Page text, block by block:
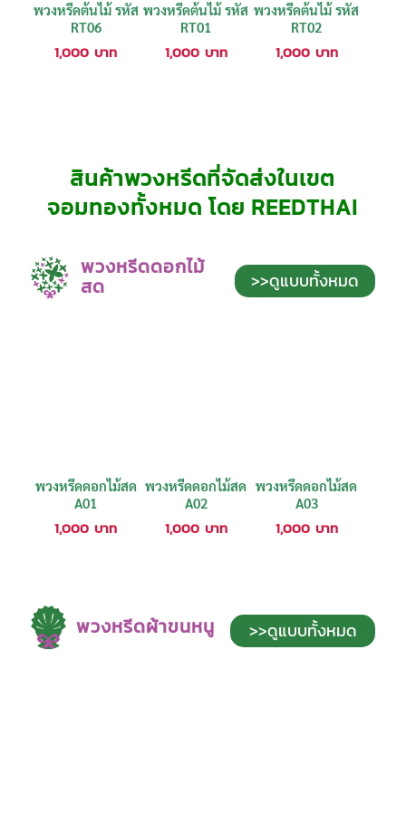
พวงหรีดต้นไม้ รหัส
RT06
1,000 บาท
พวงหรีดต้นไม้ รหัส
RT01
1,000 บาท
พวงหรีดต้นไม้ รหัส
RT02
1,000 บาท
สินค้าพวงหรีดที่จัดส่งในเขต
จอมทองทั้งหมด โดย REEDTHAI
พวงหรีดดอกไม้
สด >>ดูแบบทั้งหมด
พวงหรีดดอกไม้สด
A01
1,000 บาท
พวงหรีดดอกไม้สด
A02
1,000 บาท
พวงหรีดดอกไม้สด
A03
1,000 บาท
พวงหรีดผ้าขนหนู >>ดูแบบทั้งหมด